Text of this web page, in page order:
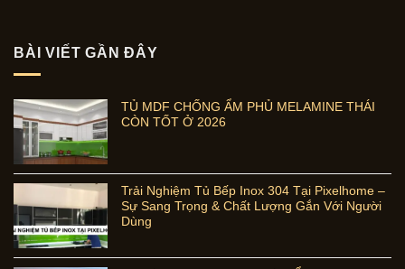
BÀI VIẾT GẦN ĐÂY
TỦ MDF CHỐNG ẨM PHỦ MELAMINE THÁI
CÒN TỐT Ở 2026
Trải Nghiệm Tủ Bếp Inox 304 Tại Pixelhome –
Sự Sang Trọng & Chất Lượng Gắn Với Người
Dùng